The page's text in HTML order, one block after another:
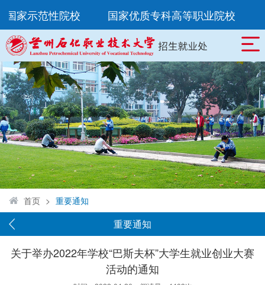
家示范性院校 国家优质专科高等职业院校
首页 > 重要通知
重要通知
关于举办2022年学校“巴斯夫杯”大学生就业创业大赛
活动的通知